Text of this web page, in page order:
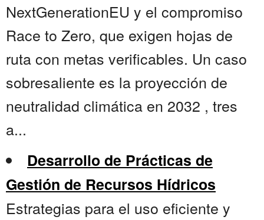
NextGenerationEU y el compromiso
Race to Zero, que exigen hojas de
ruta con metas verificables. Un caso
sobresaliente es la proyección de
neutralidad climática en 2032 , tres
a...
Desarrollo de Prácticas de
Gestión de Recursos Hídricos
Estrategias para el uso eficiente y